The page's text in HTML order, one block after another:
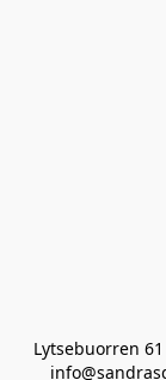
Lytsebuorren